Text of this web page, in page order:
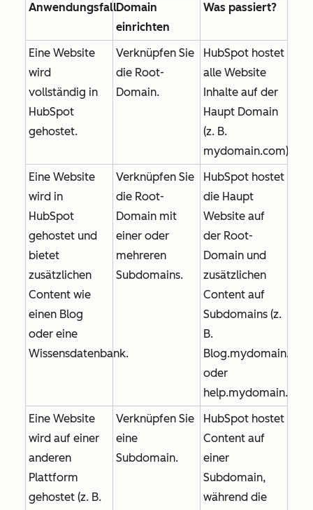
AnwendungsfallDomain
einrichten
Was passiert?
Eine Website
wird
vollständig in
HubSpot
gehostet.
Verknüpfen Sie
die Root-
Domain.
HubSpot hostet
alle Website
Inhalte auf der
Haupt Domain
(z. B.
mydomain.com)
Eine Website
wird in
HubSpot
gehostet und
bietet
zusätzlichen
Content wie
einen Blog
oder eine
Wissensdatenbank.
Verknüpfen Sie
die Root-
Domain mit
einer oder
mehreren
Subdomains.
HubSpot hostet
die Haupt
Website auf
der Root-
Domain und
zusätzlichen
Content auf
Subdomains (z.
B.
Blog.mydomain.com
oder
help.mydomain.com
Eine Website
wird auf einer
anderen
Plattform
gehostet (z. B.
Verknüpfen Sie
eine
Subdomain.
HubSpot hostet
Content auf
einer
Subdomain,
während die